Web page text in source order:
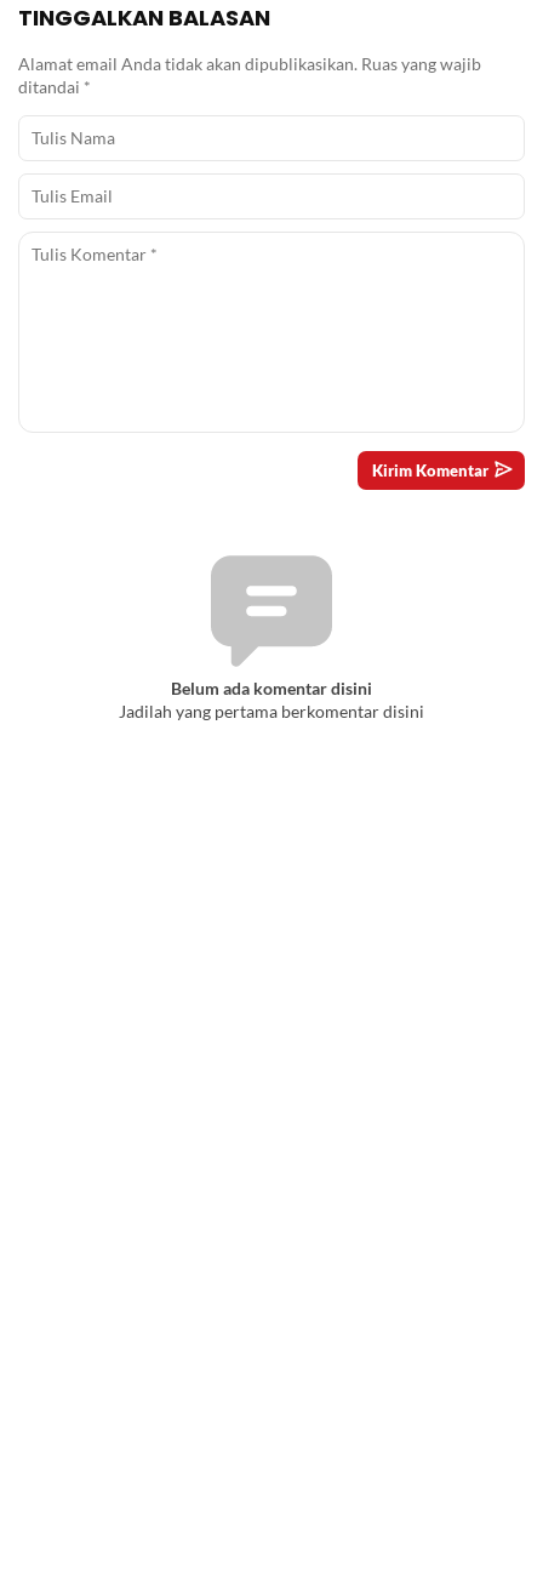
TINGGALKAN BALASAN
Alamat email Anda tidak akan dipublikasikan. Ruas yang wajib
ditandai *
Belum ada komentar disini
Jadilah yang pertama berkomentar disini